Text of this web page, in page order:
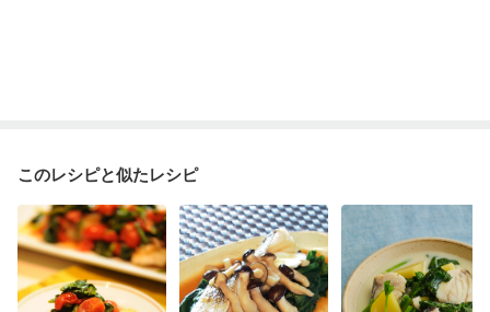
このレシピと似たレシピ